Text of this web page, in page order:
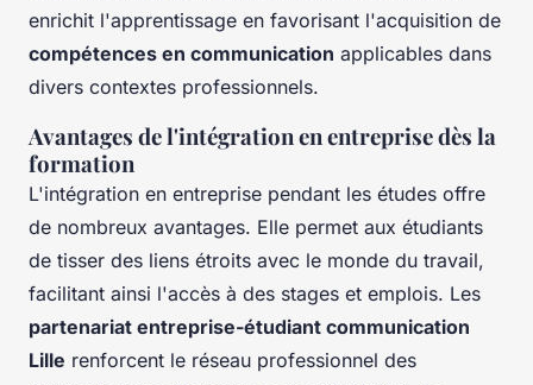
enrichit l'apprentissage en favorisant l'acquisition de
compétences en communication applicables dans
divers contextes professionnels.
Avantages de l'intégration en entreprise dès la
formation
L'intégration en entreprise pendant les études offre
de nombreux avantages. Elle permet aux étudiants
de tisser des liens étroits avec le monde du travail,
facilitant ainsi l'accès à des stages et emplois. Les
partenariat entreprise-étudiant communication
Lille renforcent le réseau professionnel des